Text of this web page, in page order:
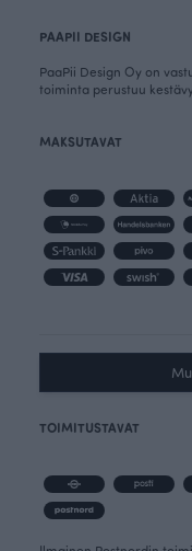
PAAPII DESIGN
PaaPii Design Oy on
toiminta perustuu
MAKSUTAVAT
TOIMITUSTAVAT